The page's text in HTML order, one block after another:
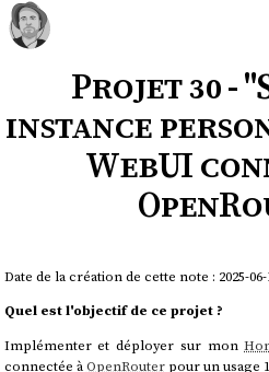
Projet 30 -
instance
WebUI
Date de la création de cette note : 2025-06-
Quel est l'objectif de ce projet ?
Implémenter et déployer sur mon
connectée àOpenRouterpour un usage